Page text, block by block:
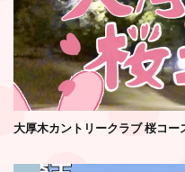
大厚木カントリークラブ 桜コー